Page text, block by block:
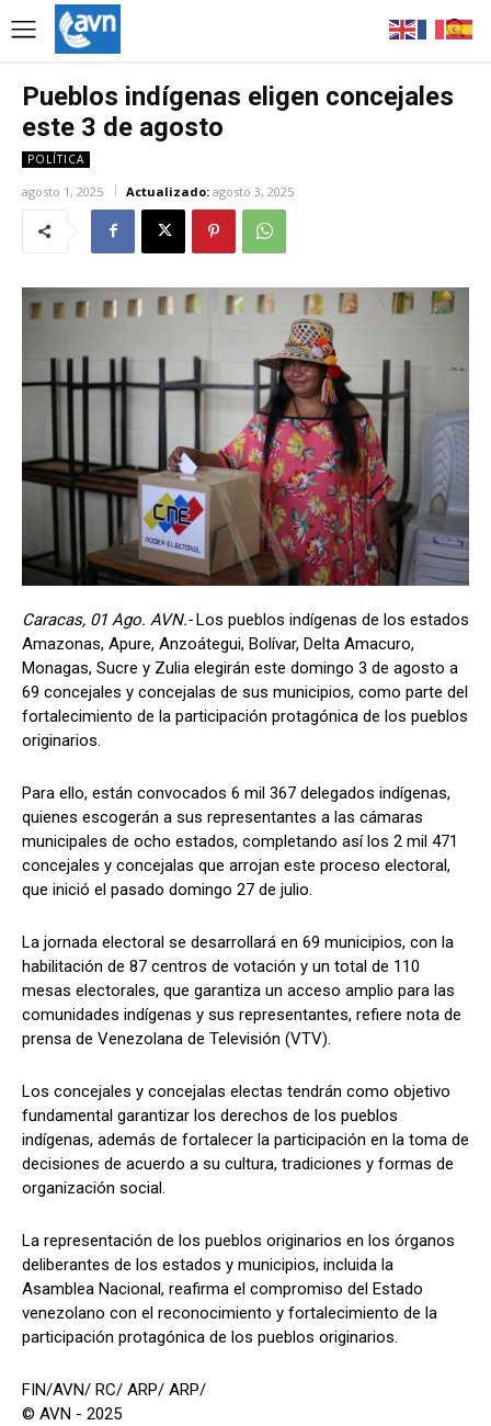
Pueblos indígenas eligen concejales
este 3 de agosto
POLÍTICA
agosto 1, 2025 Actualizado: agosto 3, 2025
Caracas, 01 Ago. AVN.-Los pueblos indígenas de los estados
Amazonas, Apure, Anzoátegui, Bolívar, Delta Amacuro,
Monagas, Sucre y Zulia elegirán este domingo 3 de agosto a
69 concejales y concejalas de sus municipios, como parte del
fortalecimiento de la participación protagónica de los pueblos
originarios.
Para ello, están convocados 6 mil 367 delegados indígenas,
quienes escogerán a sus representantes a las cámaras
municipales de ocho estados, completando así los 2 mil 471
concejales y concejalas que arrojan este proceso electoral,
que inició el pasado domingo 27 de julio.
La jornada electoral se desarrollará en 69 municipios, con la
habilitación de 87 centros de votación y un total de 110
mesas electorales, que garantiza un acceso amplio para las
comunidades indígenas y sus representantes, refiere nota de
prensa de Venezolana de Televisión (VTV).
Los concejales y concejalas electas tendrán como objetivo
fundamental garantizar los derechos de los pueblos
indígenas, además de fortalecer la participación en la toma de
decisiones de acuerdo a su cultura, tradiciones y formas de
organización social.
La representación de los pueblos originarios en los órganos
deliberantes de los estados y municipios, incluida la
Asamblea Nacional, reafirma el compromiso del Estado
venezolano con el reconocimiento y fortalecimiento de la
participación protagónica de los pueblos originarios.
FIN/AVN/ RC/ ARP/ ARP/
© AVN - 2025